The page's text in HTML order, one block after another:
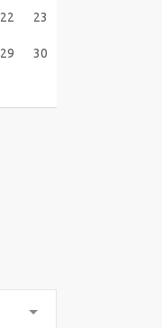
22 23
29 30